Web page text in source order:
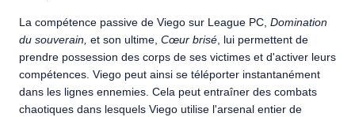
La compétence passive de Viego sur League PC, Domination
du souverain, et son ultime, Cœur brisé , lui permettent de
prendre possession des corps de ses victimes et d'activer leurs
compétences. Viego peut ainsi se téléporter instantanément
dans les lignes ennemies. Cela peut entraîner des combats
chaotiques dans lesquels Viego utilise l'arsenal entier de